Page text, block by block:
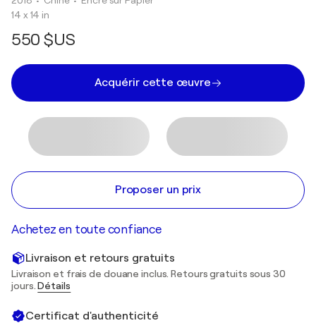
14 x 14 in
550 $US
Acquérir cette œuvre
Proposer un prix
Achetez en toute confiance
Livraison et retours gratuits
Livraison et frais de douane inclus. Retours gratuits sous 30
jours.Détails
Certificat d'authenticité